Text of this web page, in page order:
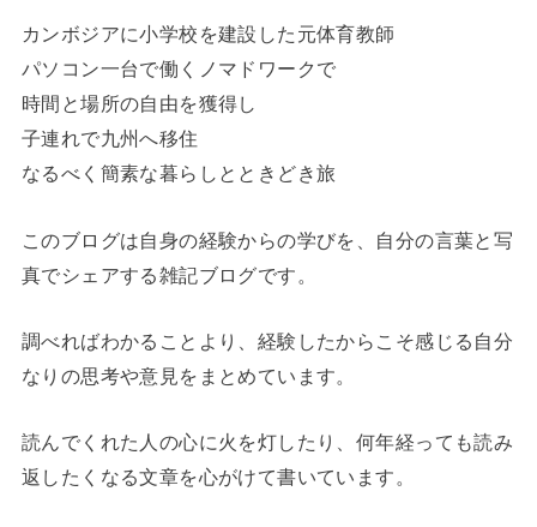
カンボジアに小学校を建設した元体育教師
パソコン一台で働くノマドワークで
時間と場所の自由を獲得し
子連れで九州へ移住
なるべく簡素な暮らしとときどき旅
このブログは自身の経験からの学びを、自分の言葉と写
真でシェアする雑記ブログです。
調べればわかることより、経験したからこそ感じる自分
なりの思考や意見をまとめています。
読んでくれた人の心に火を灯したり、何年経っても読み
返したくなる文章を心がけて書いています。